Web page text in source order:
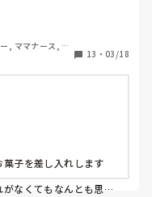
が…
パックって馬鹿にさ
ってたんですよね。
的な休みではファミリ
を買ってくるみたいな
、他の方もコストコの
コロナで苦しんでた
ど、菓子折り買いに行
, ママナース, リ
13 ・ 03/18
子を差し入れします
なくてもなんとも思わ